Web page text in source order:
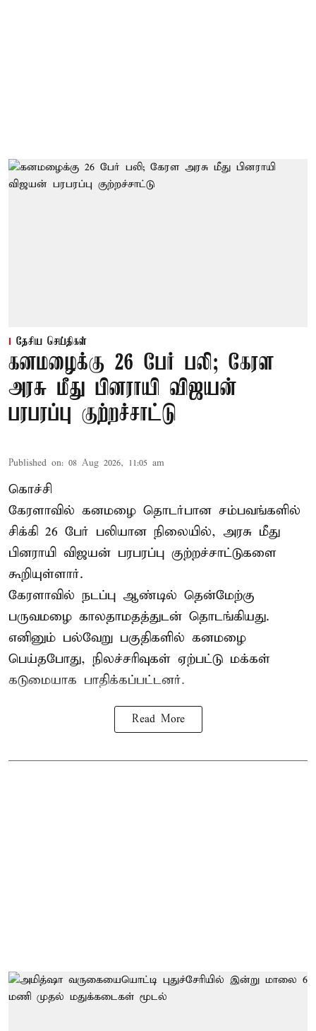
தேசிய செய்திகள்
கனமழைக்கு 26 பேர் பலி; கேரள
அரசு மீது பினராயி விஜயன்
பரபரப்பு குற்றச்சாட்டு
Published on: 08 Aug 2026, 11:05 am
கொச்சி
கேரளாவில் கனமழை தொடர்பான சம்பவங்களில்
சிக்கி 26 பேர் பலியான நிலையில், அரசு மீது
பினராயி விஜயன் பரபரப்பு குற்றச்சாட்டுகளை
கூறியுள்ளார்.
கேரளாவில் நடப்பு ஆண்டில் தென்மேற்கு
பருவமழை காலதாமதத்துடன் தொடங்கியது.
எனினும் பல்வேறு பகுதிகளில் கனமழை
பெய்தபோது, நிலச்சரிவுகள் ஏற்பட்டு மக்கள்
கடுமையாக பாதிக்கப்பட்டனர்.
Read More